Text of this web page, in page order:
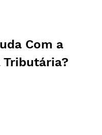
Com a
Tributária?